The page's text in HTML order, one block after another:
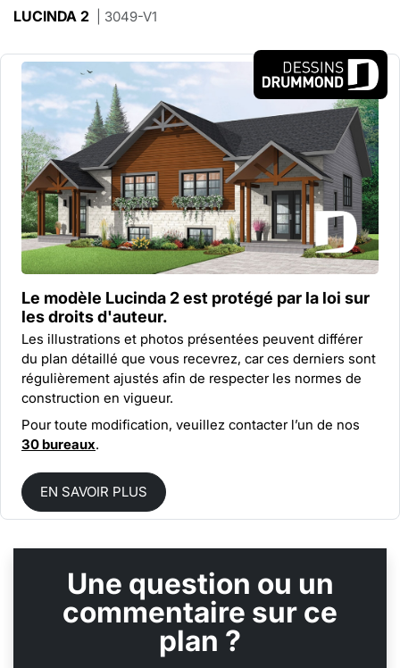
LUCINDA 2 | 3049-V1
Le modèle Lucinda 2 est protégé par la loi sur
les droits d'auteur.
Les illustrations et photos présentées peuvent différer
du plan détaillé que vous recevrez, car ces derniers sont
régulièrement ajustés afin de respecter les normes de
construction en vigueur.
Pour toute modification, veuillez contacter l’un de nos
30 bureaux.
EN SAVOIR PLUS
Une question ou un
commentaire sur ce
plan ?